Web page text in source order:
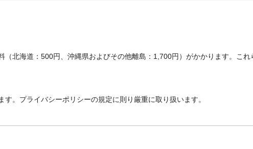
北海道：500円、沖縄県およびその他離島：1,700円）がかかります。こ
。プライバシーポリシーの規定に則り厳重に取り扱います。